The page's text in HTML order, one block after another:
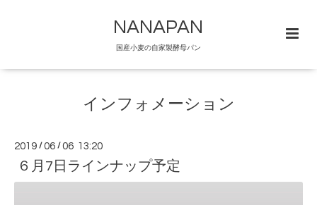
NANAPAN
国産小麦の自家製酵母パン
インフォメーション
2019 /06 /06 13:20
６月7日ラインナップ予定